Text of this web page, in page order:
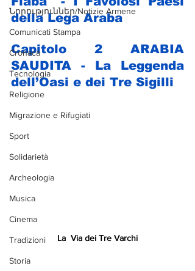
Նորություններ/Notizie Armene
Comunicati Stampa
Cronaca
Tecnologia
Religione
Migrazione e Rifugiati
Sport
Solidarietà
Archeologia
Musica
Cinema
Tradizioni
Storia
della Lega Araba
Capitolo 2 ARABIA
SAUDITA - La Leggenda
dell’Oasi e dei Tre Sigilli
La  Via dei Tre Varchi